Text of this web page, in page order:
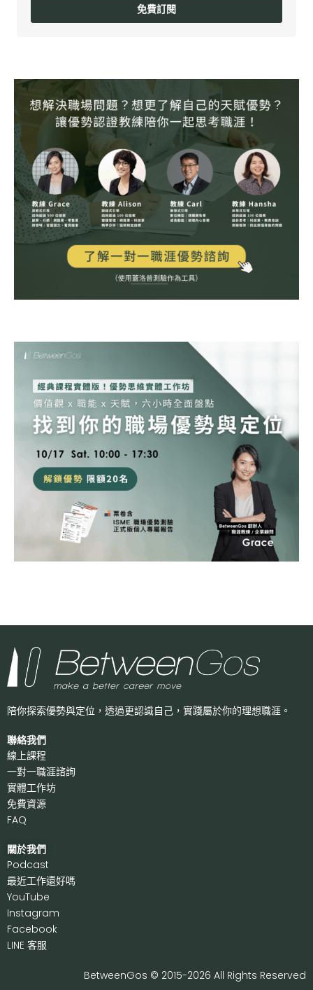
免費訂閱
陪你探索優勢與定位，透過更認識自己， 實踐屬於你的理想職涯。
聯絡我們
線上課程
一對一職涯諮詢
實體工作坊
免費資源
FAQ
關於我們
Podcast
最近工作還好嗎
YouTube
Instagram
Facebook
LINE 客服
BetweenGos © 2015-2026 All Rights Reserved